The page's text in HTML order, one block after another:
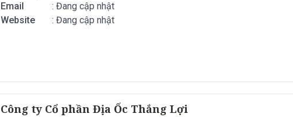
Email
: Đang cập nhật
Website
: Đang cập nhật
Công ty Cổ phần Địa Ốc Thắng Lợi